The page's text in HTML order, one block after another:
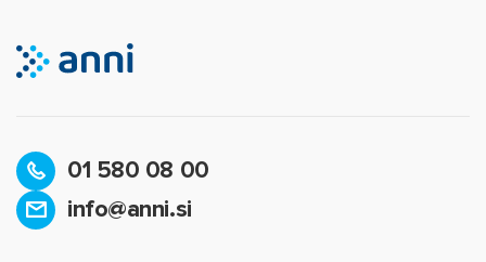
01 580 08 00
info@anni.si
Prijava